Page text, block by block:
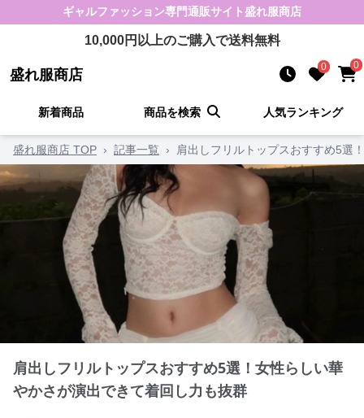
ギャルファッション専門通販サイト盛れ服商店
10,000円以上のご購入で送料無料
盛れ服商店 0 0
新着商品 商品を検索 人気ランキング
盛れ服商店 TOP › 記事一覧 › 肩出しフリルトップスおすすめ5選
肩出しフリルトップスおすすめ5選！女性らしい華
やかさが演出できて着回し力も抜群